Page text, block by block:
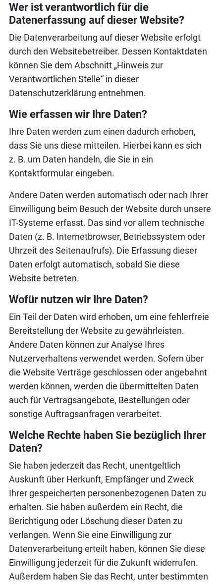
Wer ist verantwortlich für die
Datenerfassung auf dieser Website?
Die Datenverarbeitung auf dieser Website erfolgt
durch den Websitebetreiber. Dessen Kontaktdaten
können Sie dem Abschnitt „Hinweis zur
Verantwortlichen Stelle“ in dieser
Datenschutzerklärung entnehmen.
Wie erfassen wir Ihre Daten?
Ihre Daten werden zum einen dadurch erhoben,
dass Sie uns diese mitteilen. Hierbei kann es sich
z. B. um Daten handeln, die Sie in ein
Kontaktformular eingeben.
Andere Daten werden automatisch oder nach Ihrer
Einwilligung beim Besuch der Website durch unsere
IT-Systeme erfasst. Das sind vor allem technische
Daten (z. B. Internetbrowser, Betriebssystem oder
Uhrzeit des Seitenaufrufs). Die Erfassung dieser
Daten erfolgt automatisch, sobald Sie diese
Website betreten.
Wofür nutzen wir Ihre Daten?
Ein Teil der Daten wird erhoben, um eine fehlerfreie
Bereitstellung der Website zu gewährleisten.
Andere Daten können zur Analyse Ihres
Nutzerverhaltens verwendet werden. Sofern über
die Website Verträge geschlossen oder angebahnt
werden können, werden die übermittelten Daten
auch für Vertragsangebote, Bestellungen oder
sonstige Auftragsanfragen verarbeitet.
Welche Rechte haben Sie bezüglich Ihrer
Daten?
Sie haben jederzeit das Recht, unentgeltlich
Auskunft über Herkunft, Empfänger und Zweck
Ihrer gespeicherten personenbezogenen Daten zu
erhalten. Sie haben außerdem ein Recht, die
Berichtigung oder Löschung dieser Daten zu
verlangen. Wenn Sie eine Einwilligung zur
Datenverarbeitung erteilt haben, können Sie diese
Einwilligung jederzeit für die Zukunft widerrufen.
Außerdem haben Sie das Recht, unter bestimmten